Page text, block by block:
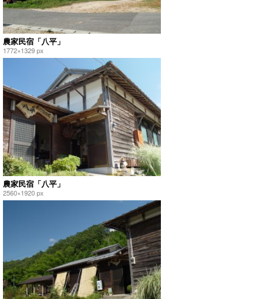
農家民宿「八平」
1772×1329 px
農家民宿「八平」
2560×1920 px